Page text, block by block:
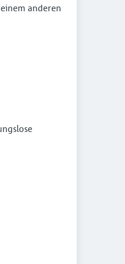
anderen